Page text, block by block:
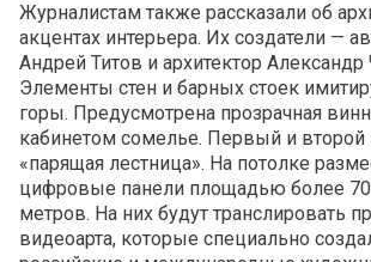
Журналистам также рассказали об
акцентах интерьера. Их создатели —
Андрей Титов и архитектор Александр
Элементы стен и барных стоек
горы. Предусмотрена прозрачная
кабинетом сомелье. Первый и второй
«парящая лестница». На потолке
цифровые панели площадью более
метров. На них будут транслировать
видеоарта, которые специально